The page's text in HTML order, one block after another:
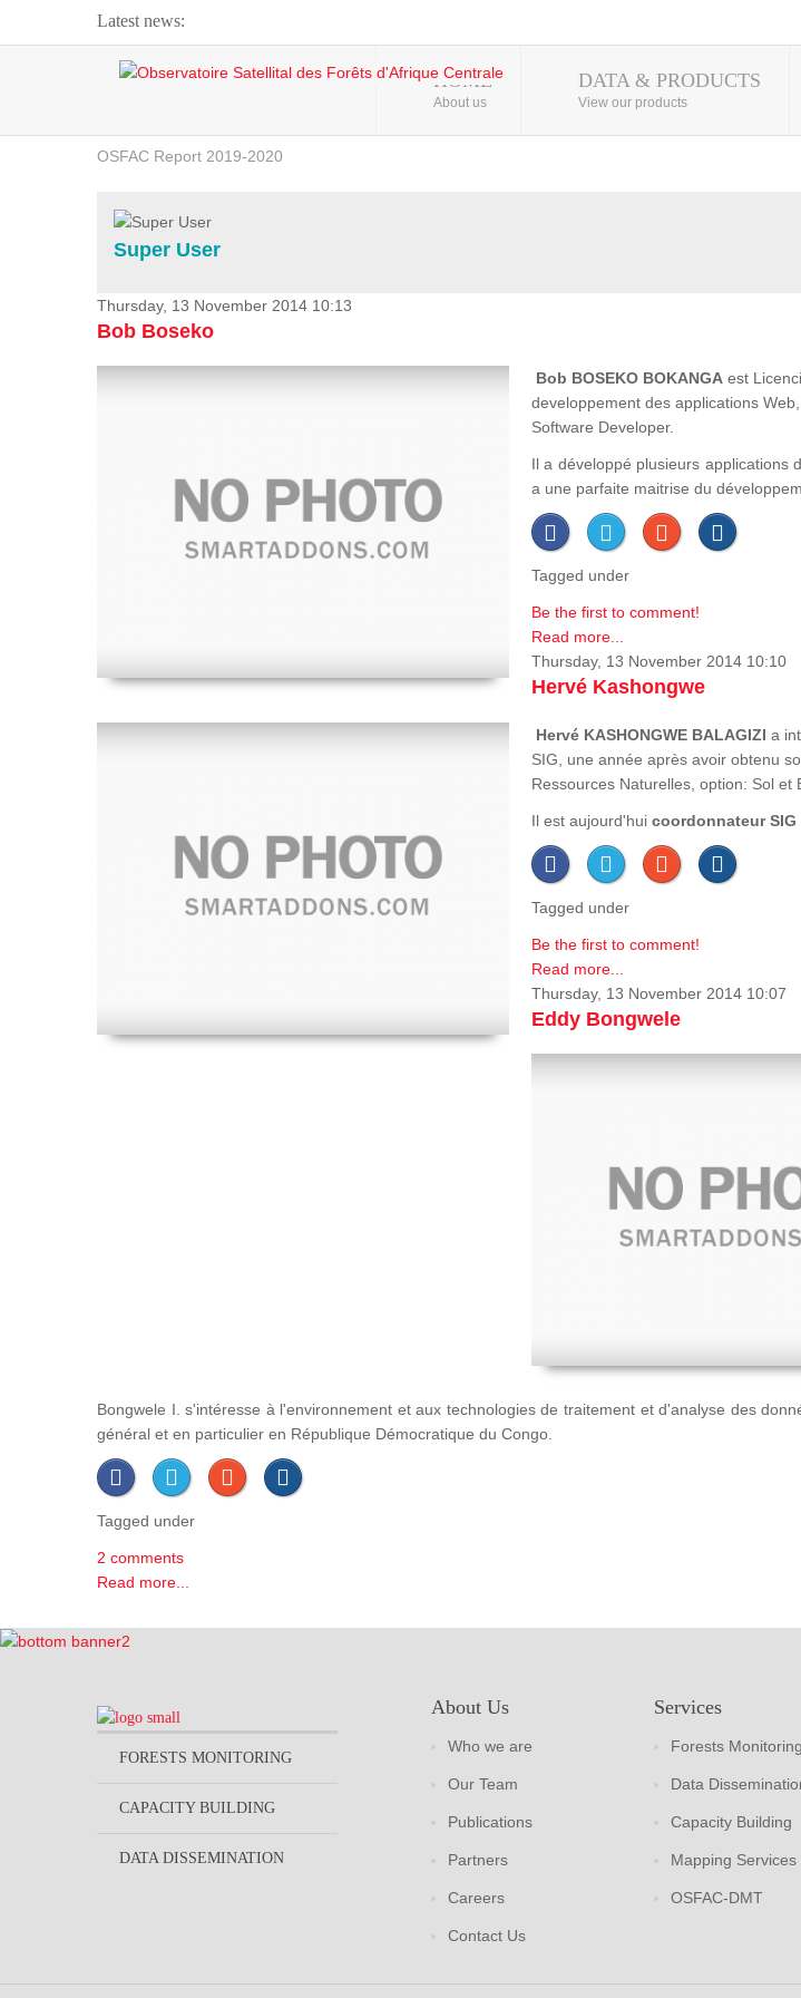
Latest news:
Webinar about Large Scale Monitoring and Land ...
OSFAC Video - Addressing climate change from the ...
OSFAC Report 2019-2020
Flooding and Erosion in Kinshasa - Open Cities ...
HOME
About us
DATA & PRODUCTS
View our products
Super User
Thursday, 13 November 2014 10:13
Bob Boseko
Bob BOSEKO BOKANGA est
developpement des applications
Software Developer.
Il a développé plusieurs applications
a une parfaite maitrise du
Tagged under
Be the first to comment!
Read more...
Thursday, 13 November 2014 10:10
Hervé Kashongwe
Hervé KASHONGWE BALAGIZI a
SIG, une année après avoir obtenu
Ressources Naturelles, option: Sol et
Il est aujourd'hui coordonnateur
Tagged under
Be the first to comment!
Read more...
Thursday, 13 November 2014 10:07
Eddy Bongwele
Bongwele I. s'intéresse à l'environnement et aux technologies de traitement et d'analyse des
général et en particulier en République Démocratique du Congo.
Tagged under
2 comments
Read more...
FORESTS MONITORING
CAPACITY BUILDING
DATA DISSEMINATION
About Us
Who we are
Our Team
Publications
Partners
Careers
Contact Us
Services
Forests Monitoring
Data
Capacity Building
Mapping Services
OSFAC-DMT